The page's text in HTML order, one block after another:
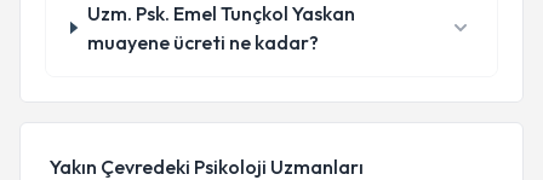
Uzm. Psk. Emel Tunçkol Yaskan
muayene ücreti ne kadar?
Yakın Çevredeki Psikoloji Uzmanları